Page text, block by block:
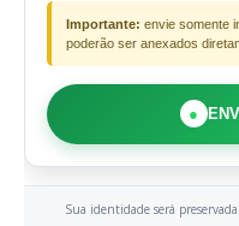
Importante: envie somente
poderão ser anexados
●
Sua identidade será